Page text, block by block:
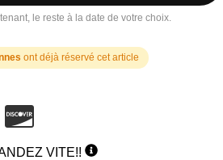
le reste à la date de votre choix.
ont déjà réservé cet article
VITE!!